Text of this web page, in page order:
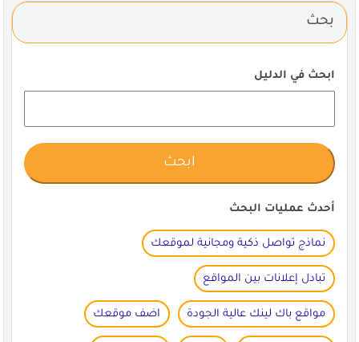
بحث
ابحث في الدليل
أحدث عمليات البحث
نماذج تواصل ذكية ومجانية لموقعك
تبادل إعلانات بين المواقع
مواقع باك لينك عالية الجودة اضف موقعك